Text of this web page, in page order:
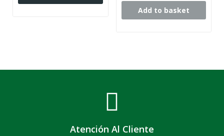
Add to basket
Atención Al Cliente